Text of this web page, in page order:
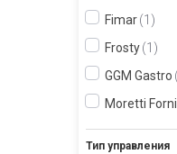
Fimar 1
Frosty 1
GGM Gastro
Moretti Forni
Тип управления